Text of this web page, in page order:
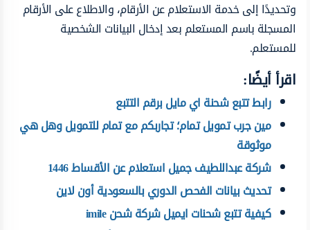
وتحديدًا إلى خدمة الاستعلام عن الأرقام، والاطلاع على الأرقام
المسجلة باسم المستعلم بعد إدخال البيانات الشخصية
للمستعلم.
اقرأ أيضًا:
رابط تتبع شحنة اي مايل برقم التتبع
مين جرب تمويل تمام؛ تجاربكم مع تمام للتمويل وهل هي
موثوقة
شركة عبداللطيف جميل استعلام عن الأقساط 1446
تحديث بيانات الفحص الدوري بالسعودية أون لاين
كيفية تتبع شحنات ايميل شركة شحن imile